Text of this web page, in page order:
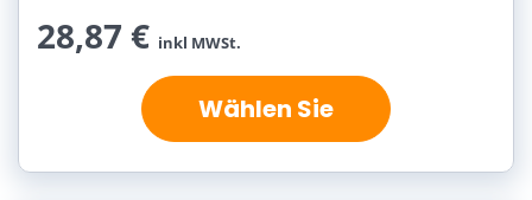
28,87 € inkl MWSt.
Wählen Sie